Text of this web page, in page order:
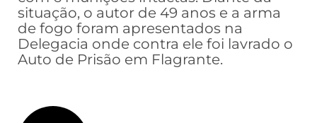
situação, o autor de 49 anos e a arma
de fogo foram apresentados na
Delegacia onde contra ele foi lavrado o
Auto de Prisão em Flagrante.